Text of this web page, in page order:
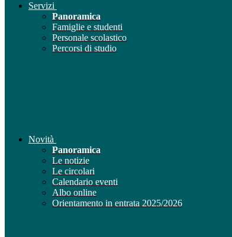
Servizi
Panoramica
Famiglie e studenti
Personale scolastico
Percorsi di studio
Novità
Panoramica
Le notizie
Le circolari
Calendario eventi
Albo online
Orientamento in entrata 2025/2026